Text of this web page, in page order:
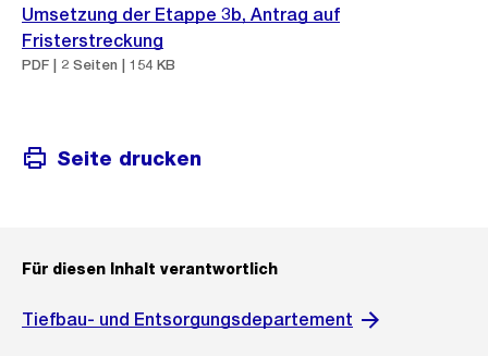
Umsetzung der Etappe 3b, Antrag auf
Fristerstreckung
PDF | 2 Seiten | 154 KB
Seite drucken
Für diesen Inhalt verantwortlich
Tiefbau- und Entsorgungsdepartement